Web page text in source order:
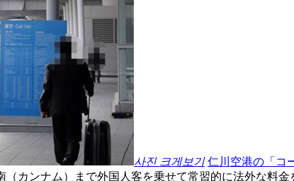
사진 크게보기 仁川空港の「コ
カンナム）まで外国人客を乗せて常習的に法外な料